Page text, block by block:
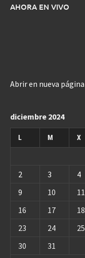
AHORA EN VIVO
Abrir en nueva página
diciembre 2024
L M X
2
3 4
9
10 11
16
17 18
23
24 25
30
31